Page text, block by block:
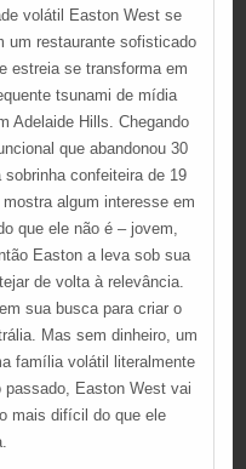
volátil Easton West se
um restaurante sofisticado
estreia se transforma em
tsunami de mídia
Adelaide Hills. Chegando
que abandonou 30
confeiteira de 19
algum interesse em
que ele não é – jovem,
Easton a leva sob sua
de volta à relevância.
sua busca para criar o
Mas sem dinheiro, um
família volátil literalmente
Easton West vai
mais difícil do que ele